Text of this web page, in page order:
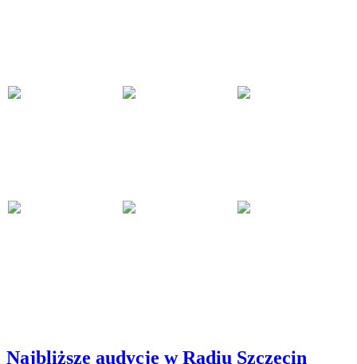
Najbliższe audycje w Radiu Szczecin